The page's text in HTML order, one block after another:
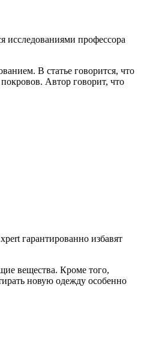
исследованиями профессора
В статье говорится, что
Автор говорит, что
гарантированно избавят
вещества. Кроме того,
новую одежду особенно